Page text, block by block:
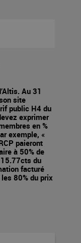
Au 31
site
public H4 du
exprimer
en %
exemple, «
paieront
à 50% de
du
facturé
80% du prix